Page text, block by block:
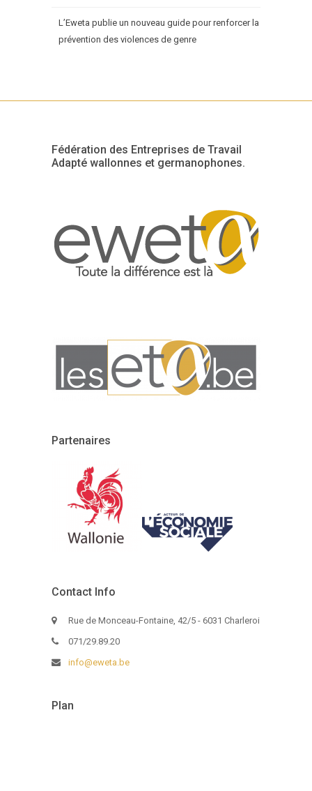
L’Eweta publie un nouveau guide pour renforcer la
prévention des violences de genre
Fédération des Entreprises de Travail
Adapté wallonnes et germanophones.
Partenaires
Contact Info
Rue de Monceau-Fontaine, 42/5 - 6031 Charleroi
071/29.89.20
info@eweta.be
Plan